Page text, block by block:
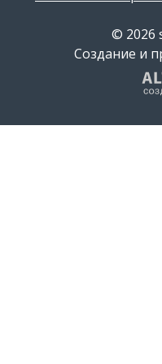
© 2026
Создание и